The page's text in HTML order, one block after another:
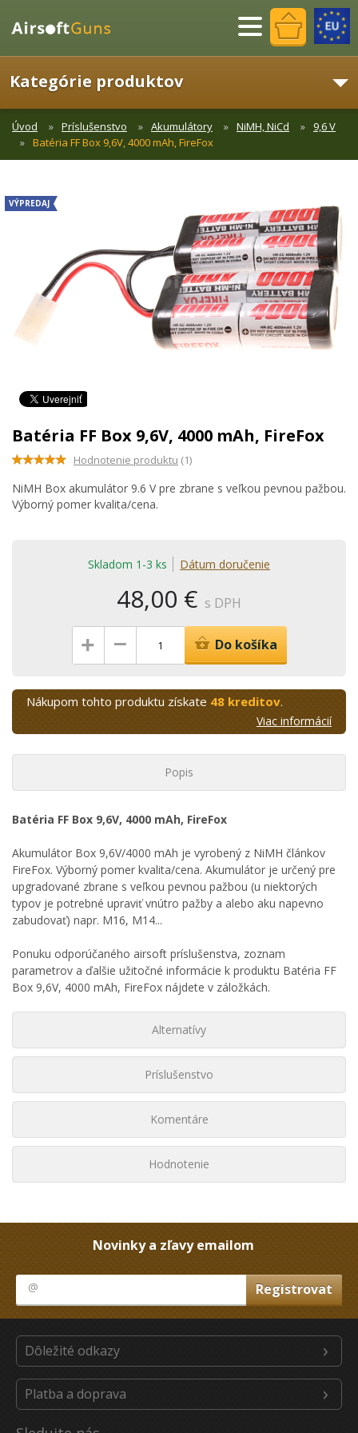
Menu
Kategórie produktov
Úvod Príslušenstvo Akumulátory NiMH, NiCd
9,6 V
Batéria FF Box 9,6V, 4000 mAh, FireFox
VÝPREDAJ
Batéria FF Box 9,6V, 4000 mAh, FireFox
Hodnotenie produktu (1)
NiMH Box akumulátor 9.6 V pre zbrane s veľkou pevnou pažbou.
Výborný pomer kvalita/cena.
Skladom 1-3 ks Dátum doručenie
48,00 € s DPH
+ – Do košíka
Nákupom tohto produktu získate 48 kreditov.
Viac informácií
Popis
Batéria FF Box 9,6V, 4000 mAh, FireFox
Akumulátor Box 9,6V/4000 mAh je vyrobený z NiMH článkov
FireFox. Výborný pomer kvalita/cena. Akumulátor je určený pre
upgradované zbrane s veľkou pevnou pažbou (u niektorých
typov je potrebné upraviť vnútro pažby a alebo aku napevno
zabudovať) napr. M16, M14...
Ponuku odporúčaného airsoft príslušenstva, zoznam
parametrov a ďalšie užitočné informácie k produktu Batéria FF
Box 9,6V, 4000 mAh, FireFox nájdete v záložkách.
Alternatívy
Príslušenstvo
Komentáre
Hodnotenie
Novinky a zľavy emailom
Dôležité odkazy
Platba a doprava